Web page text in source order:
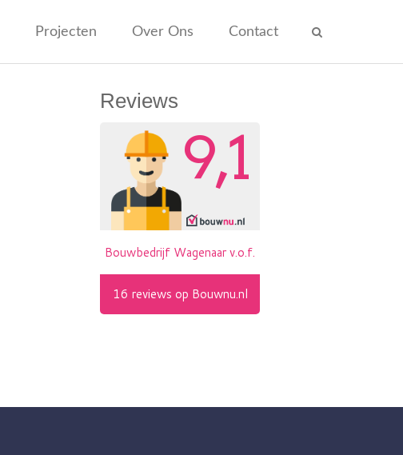
Projecten Over Ons Contact
Reviews